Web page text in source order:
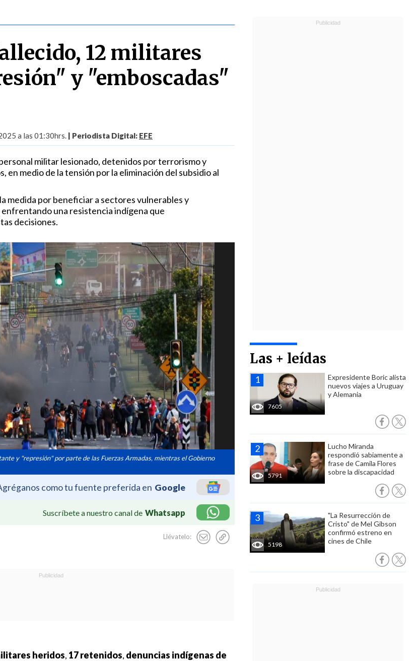
12 militares
y "emboscadas"
a las 01:30hrs. | Periodista Digital: EFE
militar lesionado, detenidos por terrorismo y
en medio de la tensión por la eliminación del subsidio al
medida por beneficiar a sectores vulnerables y
una resistencia indígena que
decisiones.
y "represión" por parte de las Fuerzas Armadas, mientras el Gobierno
como tu fuente preferida en Google
Suscríbete a nuestro canal de Whatsapp
Llévatelo:
Las + leídas
7605
Expresidente Boric alista
nuevos viajes a Uruguay
y Alemania
5791
Lucho Miranda
respondió sabiamente a
frase de Camila Flores
sobre la discapacidad
5198
"La Resurrección de
Cristo" de Mel Gibson
confirmó estreno en
cines de Chile
heridos, 17 retenidos, denuncias indígenas de